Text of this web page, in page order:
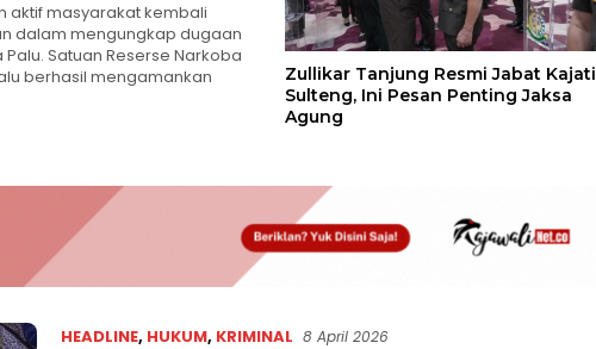
aktif masyarakat kembali
dalam mengungkap dugaan
Satuan Reserse Narkoba
berhasil mengamankan
Zullikar Tanjung Resmi Jabat Kajati
Sulteng, Ini Pesan Penting Jaksa
Agung
HEADLINE, HUKUM, KRIMINAL 8 April 2026